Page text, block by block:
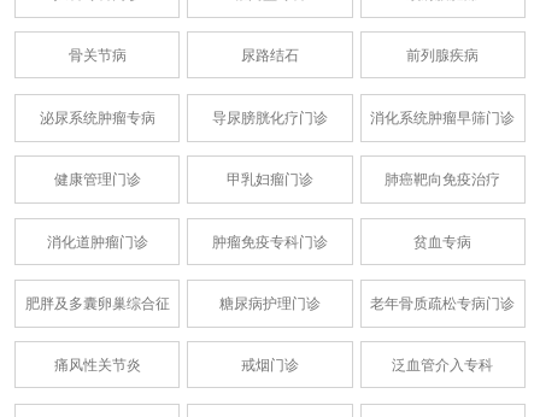
骨关节病 尿路结石 前列腺疾病
泌尿系统肿瘤专病 导尿膀胱化疗门诊 消化系统肿瘤早筛门诊
健康管理门诊 甲乳妇瘤门诊 肺癌靶向免疫治疗
消化道肿瘤门诊 肿瘤免疫专科门诊 贫血专病
肥胖及多囊卵巢综合征 糖尿病护理门诊 老年骨质疏松专病门诊
痛风性关节炎 戒烟门诊 泛血管介入专科